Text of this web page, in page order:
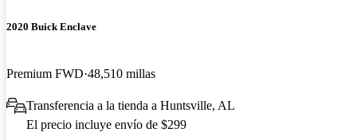
2020 Buick Enclave
Premium FWD 48,510 millas
Transferencia a la tienda a Huntsville, AL
El precio incluye envío de $299